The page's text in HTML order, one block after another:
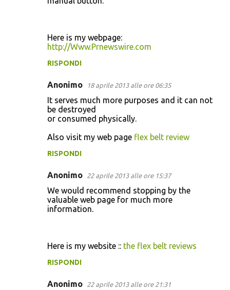
Here iѕ my webpagе:
http://Www.Prnewswire.com
RISPONDI
Anonimo 18 aprile 2013 alle ore 06:35
It serves much more purposes and it can not
be destroyed
or consumed physically.
Also visit my web page flex belt review
RISPONDI
Anonimo 22 aprile 2013 alle ore 15:37
We would recommend stopping by the
valuable web page for much more
information.
Here is my website :: the flex belt reviews
RISPONDI
Anonimo 22 aprile 2013 alle ore 21:31